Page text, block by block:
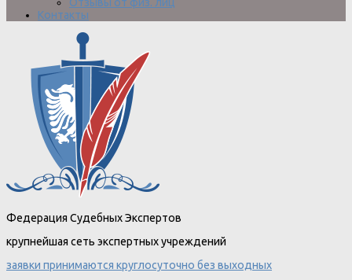
Отзывы от физ. лиц
Контакты
Федерация Судебных Экспертов
крупнейшая сеть экспертных учреждений
заявки принимаются круглосуточно без выходных